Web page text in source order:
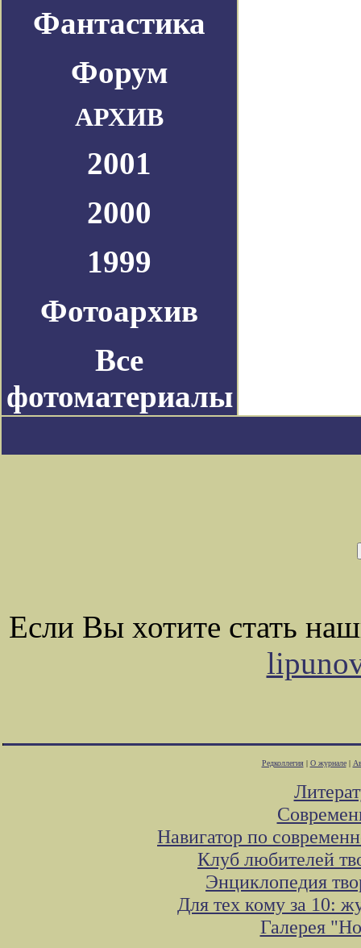
Фантастика
Форум
АРХИВ
2001
2000
1999
Фотоархив
Все
фотоматериалы
Если Вы хотите стать
Редколлегия| О журнале|
Навигатор по
Клуб любителей
Энциклопедия
Для тех кому за 10:
Галерея